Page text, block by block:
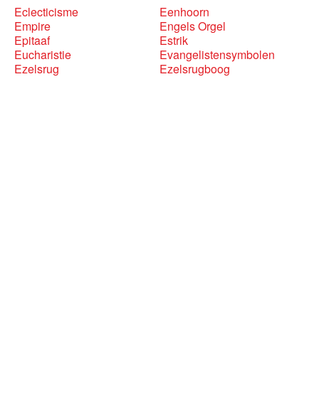
Eclecticisme
Eenhoorn
Empire
Engels Orgel
Epitaaf
Estrik
Eucharistie
Evangelistensymbolen
Ezelsrug
Ezelsrugboog